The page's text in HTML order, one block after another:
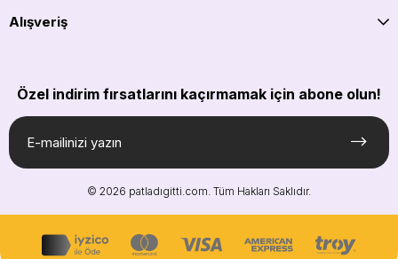
Alışveriş
Özel indirim fırsatlarını kaçırmamak için abone olun!
© 2026 patladıgitti.com. Tüm Hakları Saklıdır.